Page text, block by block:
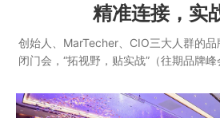
精准连接，实
创始人、MarTecher、CIO三大人群的
闭门会，“拓视野，贴实战”（往期品牌峰